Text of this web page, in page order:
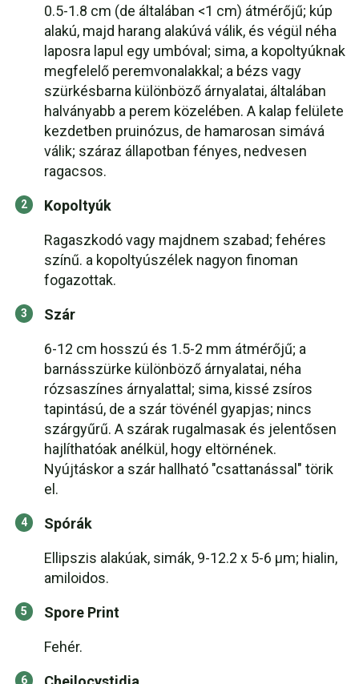
0.5-1.8 cm (de általában <1 cm) átmérőjű; kúp
alakú, majd harang alakúvá válik, és végül néha
laposra lapul egy umbóval; sima, a kopoltyúknak
megfelelő peremvonalakkal; a bézs vagy
szürkésbarna különböző árnyalatai, általában
halványabb a perem közelében. A kalap felülete
kezdetben pruinózus, de hamarosan simává
válik; száraz állapotban fényes, nedvesen
ragacsos.
Kopoltyúk
Ragaszkodó vagy majdnem szabad; fehéres
színű. a kopoltyúszélek nagyon finoman
fogazottak.
Szár
6-12 cm hosszú és 1.5-2 mm átmérőjű; a
barnásszürke különböző árnyalatai, néha
rózsaszínes árnyalattal; sima, kissé zsíros
tapintású, de a szár tövénél gyapjas; nincs
szárgyűrű. A szárak rugalmasak és jelentősen
hajlíthatóak anélkül, hogy eltörnének.
Nyújtáskor a szár hallható "csattanással" törik
el.
Spórák
Ellipszis alakúak, simák, 9-12.2 x 5-6 μm; hialin,
amiloidos.
Spore Print
Fehér.